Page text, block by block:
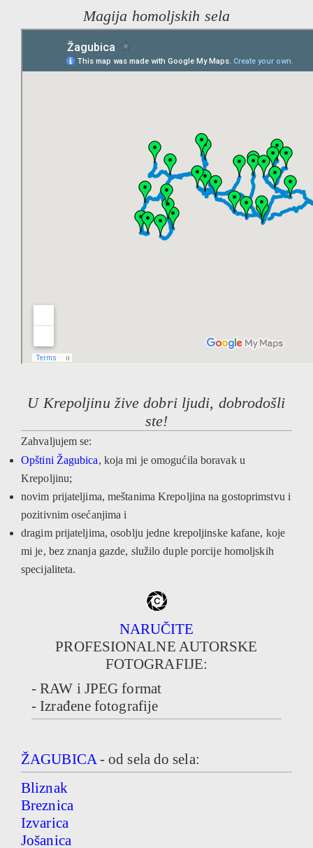
Magija homoljskih sela
U Krepoljinu žive dobri ljudi, dobrodošli
ste!
Zahvaljujem se:
Opštini Žagubica, koja mi je omogućila boravak u
Krepoljinu;
novim prijateljima, meštanima Krepoljina na gostoprimstvu i
pozitivnim osećanjima i
dragim prijateljima, osoblju jedne krepoljinske kafane, koje
mi je, bez znanja gazde, služilo duple porcije homoljskih
specijaliteta.
NARUČITE
PROFESIONALNE AUTORSKE
FOTOGRAFIJE:
- RAW i JPEG format
- Izrađene fotografije
ŽAGUBICA- od sela do sela:
Bliznak
Breznica
Izvarica
Jošanica